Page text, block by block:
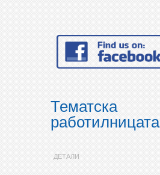
Тематска
работилницата
ДЕТАЛИ